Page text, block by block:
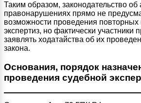
Таким образом, законодательство
правонарушениях прямо не
возможности проведения повторных
экспертиз, но фактически участники
заявлять ходатайства об их
закона.
Основания, порядок
проведения судебной